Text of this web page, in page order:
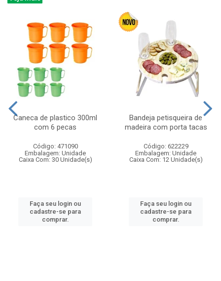
Caneca de plastico 300ml
com 6 pecas
Código: 471090
Embalagem: Unidade
Caixa Com: 30 Unidade(s)
Faça seu login ou
cadastre-se para
comprar.
Bandeja petisqueira de
madeira com porta tacas
Código: 622229
Embalagem: Unidade
Caixa Com: 12 Unidade(s)
Faça seu login ou
cadastre-se para
comprar.